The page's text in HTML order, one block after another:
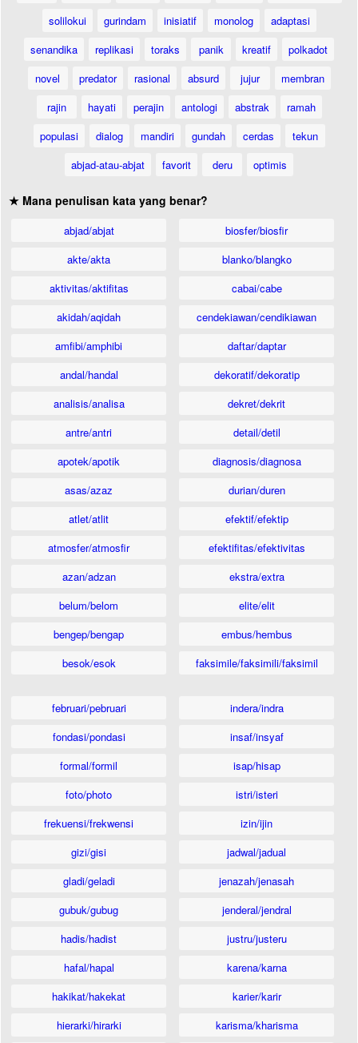
solilokui
gurindam inisiatif monolog
adaptasi
senandika
replikasi toraks panik kreatif
polkadot
novel
predator rasional absurd jujur
membran
rajin
hayati perajin antologi abstrak
ramah
populasi
dialog mandiri gundah cerdas
tekun
abjad-atau-abjat
favorit deru optimis
★ Mana penulisan kata yang benar?
abjad/abjat
akte/akta
aktivitas/aktifitas
akidah/aqidah
amfibi/amphibi
andal/handal
analisis/analisa
antre/antri
apotek/apotik
asas/azaz
atlet/atlit
atmosfer/atmosfir
azan/adzan
belum/belom
bengep/bengap
besok/esok
biosfer/biosfir
blanko/blangko
cabai/cabe
cendekiawan/cendikiawan
daftar/daptar
dekoratif/dekoratip
dekret/dekrit
detail/detil
diagnosis/diagnosa
durian/duren
efektif/efektip
efektifitas/efektivitas
ekstra/extra
elite/elit
embus/hembus
faksimile/faksimili/faksimil
februari/pebruari
fondasi/pondasi
formal/formil
foto/photo
frekuensi/frekwensi
gizi/gisi
gladi/geladi
gubuk/gubug
hadis/hadist
hafal/hapal
hakikat/hakekat
hierarki/hirarki
indera/indra
insaf/insyaf
isap/hisap
istri/isteri
izin/ijin
jadwal/jadual
jenazah/jenasah
jenderal/jendral
justru/justeru
karena/karna
karier/karir
karisma/kharisma